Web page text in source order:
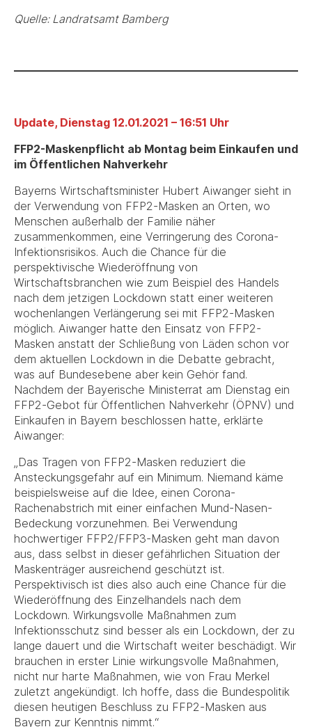
Quelle: Landratsamt Bamberg
Update, Dienstag 12.01.2021 – 16:51 Uhr
FFP2-Maskenpflicht ab Montag beim Einkaufen und
im Öffentlichen Nahverkehr
Bayerns Wirtschaftsminister Hubert Aiwanger sieht in
der Verwendung von FFP2-Masken an Orten, wo
Menschen außerhalb der Familie näher
zusammenkommen, eine Verringerung des Corona-
Infektionsrisikos. Auch die Chance für die
perspektivische Wiederöffnung von
Wirtschaftsbranchen wie zum Beispiel des Handels
nach dem jetzigen Lockdown statt einer weiteren
wochenlangen Verlängerung sei mit FFP2-Masken
möglich. Aiwanger hatte den Einsatz von FFP2-
Masken anstatt der Schließung von Läden schon vor
dem aktuellen Lockdown in die Debatte gebracht,
was auf Bundesebene aber kein Gehör fand.
Nachdem der Bayerische Ministerrat am Dienstag ein
FFP2-Gebot für Öffentlichen Nahverkehr (ÖPNV) und
Einkaufen in Bayern beschlossen hatte, erklärte
Aiwanger:
„Das Tragen von FFP2-Masken reduziert die
Ansteckungsgefahr auf ein Minimum. Niemand käme
beispielsweise auf die Idee, einen Corona-
Rachenabstrich mit einer einfachen Mund-Nasen-
Bedeckung vorzunehmen. Bei Verwendung
hochwertiger FFP2/FFP3-Masken geht man davon
aus, dass selbst in dieser gefährlichen Situation der
Maskenträger ausreichend geschützt ist.
Perspektivisch ist dies also auch eine Chance für die
Wiederöffnung des Einzelhandels nach dem
Lockdown. Wirkungsvolle Maßnahmen zum
Infektionsschutz sind besser als ein Lockdown, der zu
lange dauert und die Wirtschaft weiter beschädigt. Wir
brauchen in erster Linie wirkungsvolle Maßnahmen,
nicht nur harte Maßnahmen, wie von Frau Merkel
zuletzt angekündigt. Ich hoffe, dass die Bundespolitik
diesen heutigen Beschluss zu FFP2-Masken aus
Bayern zur Kenntnis nimmt.“